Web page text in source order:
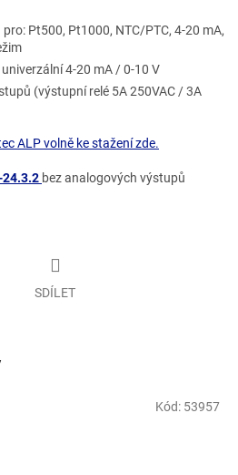
Pt500, Pt1000, NTC/PTC, 4-20 mA,
4-20 mA / 0-10 V
(výstupní relé 5A 250VAC / 3A
ALP volně ke stažení zde.
24.3.2 bez analogových výstupů
SDÍLET
Kód: 53957